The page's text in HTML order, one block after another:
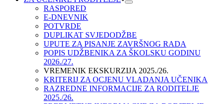
RASPORED
E-DNEVNIK
POTVRDE
DUPLIKAT SVJEDODŽBE
UPUTE ZA PISANJE ZAVRŠNOG RADA
POPIS UDŽBENIKA ZA ŠKOLSKU GODINU
2026./27.
VREMENIK EKSKURZIJA 2025./26.
KRITERIJ ZA OCJENU VLADANJA UČENIKA
RAZREDNE INFORMACIJE ZA RODITELJE
2025./26.